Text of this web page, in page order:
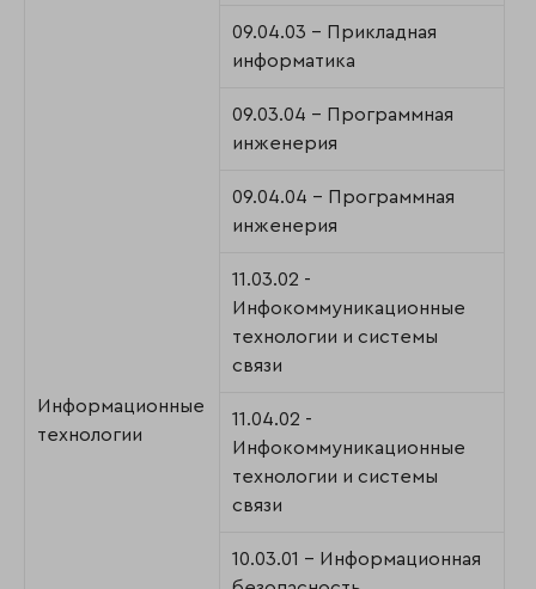
Информационные
технологии
09.04.03 - Прикладная
информатика
09.03.04 - Программная
инженерия
09.04.04 - Программная
инженерия
11.03.02 -
Инфокоммуникационные
технологии и системы
связи
11.04.02 -
Инфокоммуникационные
технологии и системы
связи
10.03.01 - Информационная